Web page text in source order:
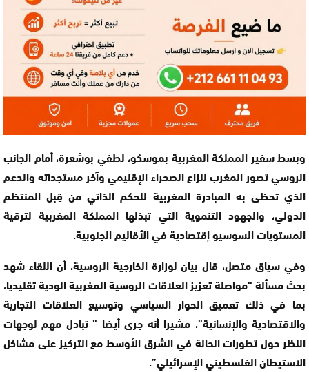
وبسط سفير المملكة المغربية بموسكو، لطفي بوشعرة، أمام الجانب
الروسي تصور المغرب لنزاع الصحراء الإقليمي وآخر مستجداته والدعم
الذي تحظى به المبادرة المغربية للحكم الذاتي من قِبل المنتظم
الدولي، والجهود التنموية التي تبذلها المملكة المغربية لترقية
المستويات السوسيو إقتصادية في الأقاليم الجنوبية.
وفي سياق متصل، قال بيان لوزارة الخارجية الروسية، أن اللقاء شهد
بحث مسألة “مواصلة تعزيز العلاقات الروسية المغربية الودية تقليديا،
بما في ذلك تعميق الحوار السياسي وتوسيع العلاقات التجارية
والاقتصادية والإنسانية”، مشيرا أنه جرى أيضا ” تبادل مهم لوجهات
النظر حول تطورات الحالة في الشرق الأوسط مع التركيز على مشاكل
الاستيطان الفلسطيني الإسرائيلي”.